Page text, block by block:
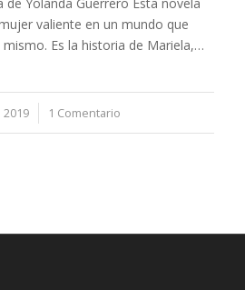
valiente en un mundo que
Es la historia de Mariela,…
2019 1 Comentario